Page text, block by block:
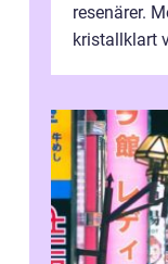
resenärer.
kristallklart